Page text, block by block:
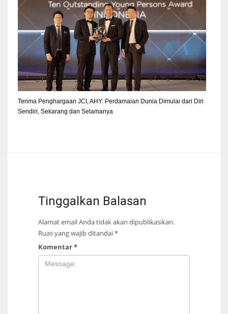
Terima Penghargaan JCI, AHY: Perdamaian Dunia Dimulai dari Diri
Sendiri, Sekarang dan Selamanya
Tinggalkan Balasan
Alamat email Anda tidak akan dipublikasikan.
Ruas yang wajib ditandai*
Komentar*